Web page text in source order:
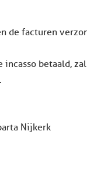
de facturen
betaald,
Nijkerk